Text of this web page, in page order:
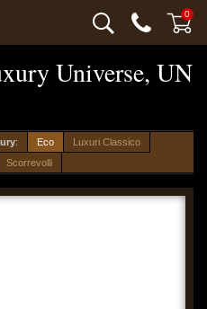
0
Universe, UN
: Eco
Luxuri Classico
Scorrevolli